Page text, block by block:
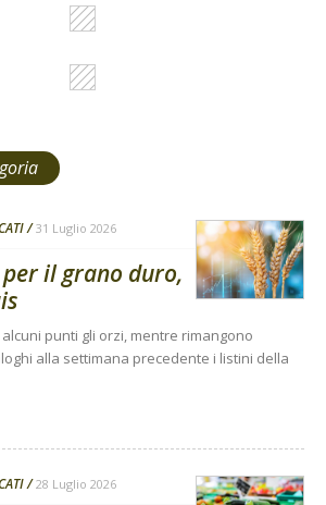
31 Luglio 2026
il grano duro,
punti gli orzi, mentre rimangono
alla settimana precedente i listini della
28 Luglio 2026